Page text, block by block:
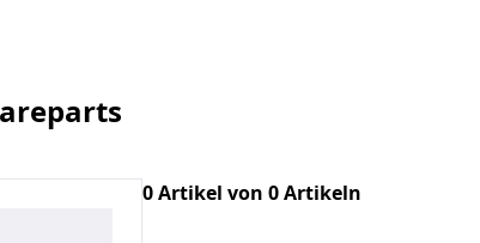
0 Artikel von 0 Artikeln